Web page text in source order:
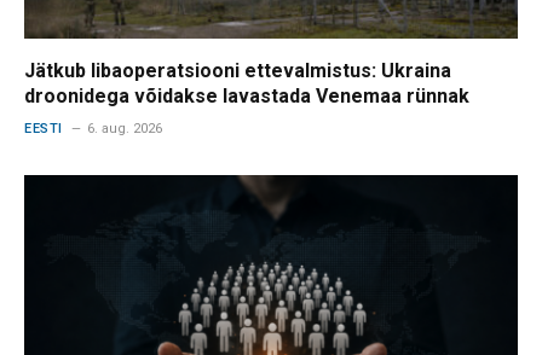
Jätkub libaoperatsiooni ettevalmistus: Ukraina
droonidega võidakse lavastada Venemaa rünnak
EESTI 6. aug. 2026